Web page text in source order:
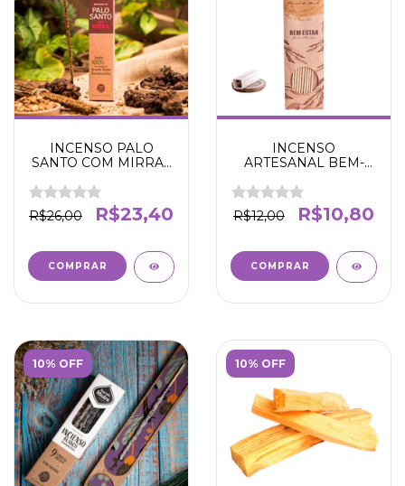
INCENSO PALO
SANTO COM MIRRA -
ALEGRIA- SAGRADA
MADRE
R$26,00 R$23,40
INCENSO
ARTESANAL BEM-
POSITIVAS E BONS
FLUÍDOS -N' DA LUA
R$12,00 R$10,80
10% OFF 10% OFF